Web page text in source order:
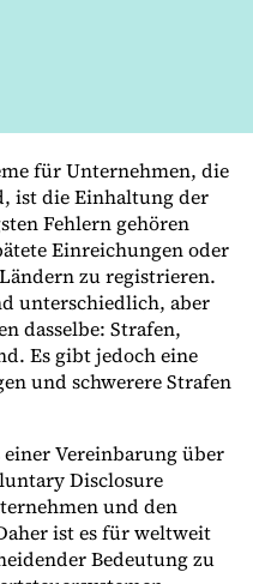
VAT in der
für indirekte
für Unternehmen, die
ist die Einhaltung der
Fehlern gehören
Einreichungen oder
zu registrieren.
unterschiedlich, aber
dasselbe: Strafen,
Es gibt jedoch eine
und schwerere Strafen
Vereinbarung über
Disclosure
und den
ist es für weltweit
Bedeutung zu